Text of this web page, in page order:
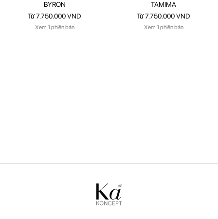
BYRON
Từ 7.750.000 VND
Xem 1 phiên bản
TAMIMA
Từ 7.750.000 VND
Xem 1 phiên bản